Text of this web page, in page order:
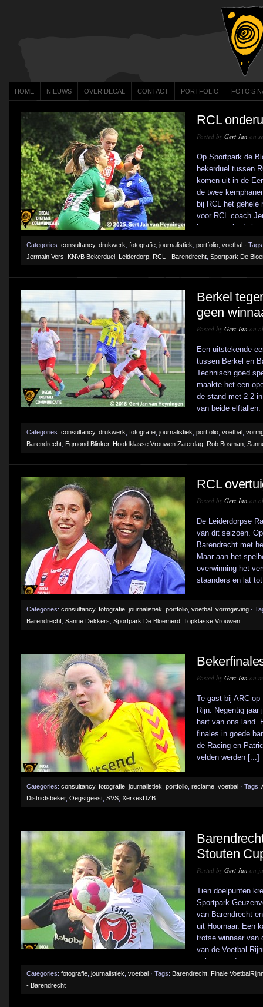
HOME NIEUWS OVER DECAL CONTACT PORTFOLIO FOTO’S
RCL
Posted by Gert Jan on
Op Sportpark de
bekerduel tussen
komen uit in de
de twee
bij RCL het gehele
voor RCL coach
instromen in de
Categories: consultancy, drukwerk fotografie journalistiek portfolio voetbal ·
Jermain Vers
KNVB Bekerduel Leiderdorp RCL - Barendrecht Sportpark De
Berkel
geen
Posted by Gert Jan on
Een uitstekende
tussen Berkel en
Technisch goed
maakte het een
de stand met 2-2
van beide elftallen.
dat veel [...]
Categories: consultancy, drukwerk fotografie journalistiek portfolio voetbal
Barendrecht Egmond Blinker, Hoofdklasse Vrouwen Zaterdag Rob Bosman
RCL
Posted by Gert Jan on
De Leiderdorpse
van dit seizoen.
Barendrecht met
Maar aan het
overwinning het
staanders en lat
pauze [...]
Categories: consultancy, fotografie journalistiek portfolio voetbal vormgeving ·
Barendrecht Sanne Dekkers Sportpark De Bloemerd Topklasse Vrouwen
Posted by Gert Jan on
Te gast bij ARC
Rijn. Negentig jaar
hart van ons land.
finales in goede
de Racing en
velden werden [...]
Categories: consultancy, fotografie journalistiek portfolio reclame voetbal · Tags:
Districtsbeker, Oegstgeest SVS XerxesDZB
Stouten
Posted by Gert Jan on
Tien doelpunten
Sportpark
van Barendrecht
uit Hoornaar. Een
trotse winnaar van
van de Voetbal
achterstand nog
Categories: fotografie journalistiek voetbal · Tags: Barendrecht Finale
- Barendrecht